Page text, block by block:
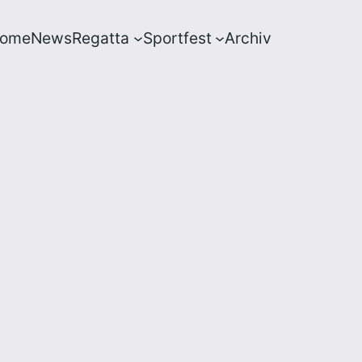
NewsRegatta Sportfest Archiv